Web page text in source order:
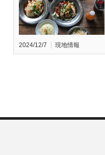
2024/12/7 現地情報